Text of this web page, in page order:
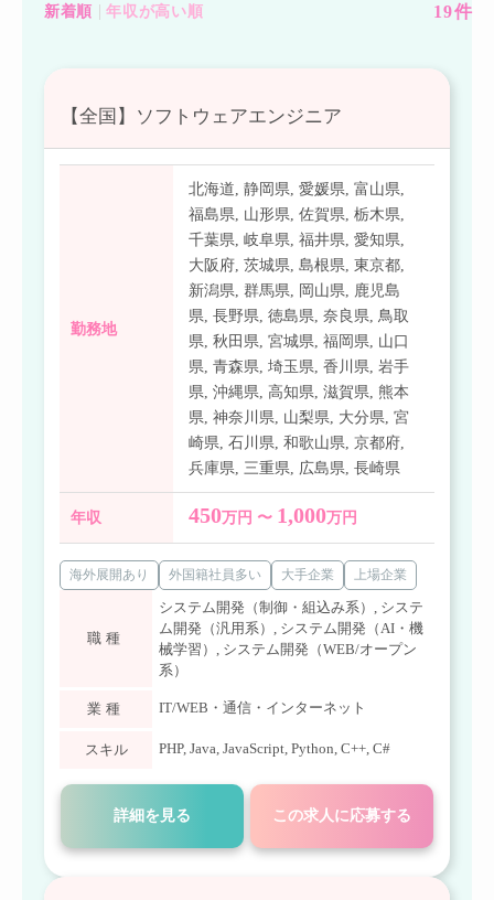
19件
新着順 年収が高い順
【全国】ソフトウェアエンジニア
勤務地
北海道,静岡県,愛媛県,富山県,
福島県, 山形県,佐賀県,栃木県,
千葉県,岐阜県,福井県,愛知県,
大阪府,茨城県,島根県,東京都,
新潟県,群馬県, 岡山県, 鹿児島
県,長野県,徳島県,奈良県,鳥取
県,秋田県,宮城県,福岡県, 山口
県,青森県,埼玉県,香川県,岩手
県,沖縄県, 高知県,滋賀県,熊本
県,神奈川県, 山梨県, 大分県,宮
崎県,石川県,和歌山県,京都府,
兵庫県,三重県, 広島県,長崎県
年収 450万円 〜 1,000万円
海外展開あり 外国籍社員多い 大手企業 上場企業
職種
システム開発（制御・組込み系） , システ
ム開発（汎用系） , システム開発（AI・機
械学習） , システム開発（WEB/オープン
系）
業種 IT/WEB・通信・インターネット
スキル PHP, Java, JavaScript, Python, C++, C#
詳細を見る この求人に応募する